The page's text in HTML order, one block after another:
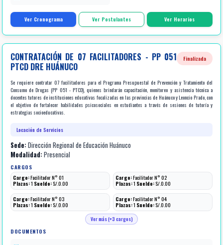
Ver Cronograma Ver Postulantes Ver Horarios
CONTRATACIÓN DE 07 FACILITADORES - PP 051
PTCD DRE HUÁNUCO
Finalizada
Se requiere contratar 07 facilitadores para el Programa Presupuestal de Prevención y Tratamiento del
Consumo de Drogas (PP 051 - PTCD), quienes brindarán capacitación, monitoreo y asistencia técnica a
docentes tutores de instituciones educativas focalizadas en las provincias de Huánuco y Leoncio Prado, con
el objetivo de fortalecer habilidades psicosociales en estudiantes a través de sesiones de tutoría y
estrategias socioeducativas.
Locación de Servicios
Sede: Dirección Regional de Educación Huánuco
Modalidad: Presencial
CARGOS
Cargo:Facilitador N° 01
Plazas:1 Sueldo: S/.0.00
Cargo:Facilitador N° 02
Plazas:1 Sueldo: S/.0.00
Cargo:Facilitador N° 03
Plazas:1 Sueldo: S/.0.00
Cargo:Facilitador N° 04
Plazas:1 Sueldo: S/.0.00
Ver más (+3 cargos)
DOCUMENTOS